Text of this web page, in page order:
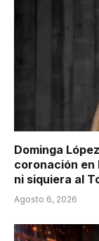
Dominga
coronación en
ni siquiera al
Agosto 6, 2026